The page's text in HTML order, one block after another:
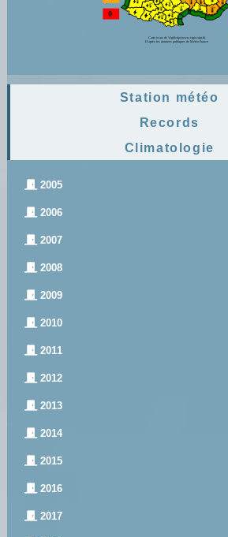
Station météo
Records
Climatologie
2005
2006
2007
2008
2009
2010
2011
2012
2013
2014
2015
2016
2017